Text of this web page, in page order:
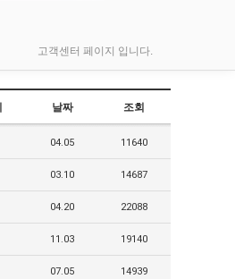
고객센터 페이지 입니다.
날짜 조회
04.05 11640
03.10 14687
04.20 22088
11.03 19140
07.05 14939